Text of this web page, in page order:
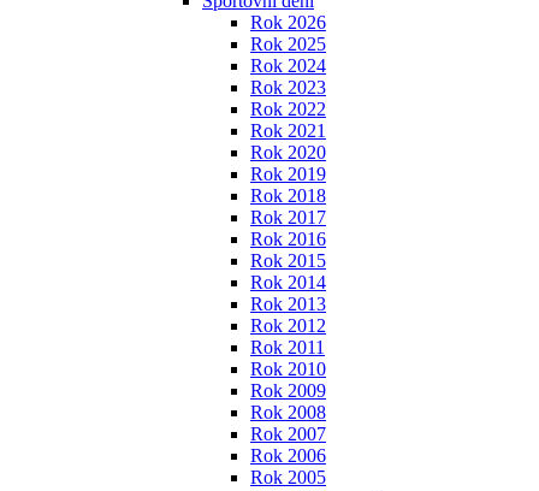
Rok 2026
Rok 2025
Rok 2024
Rok 2023
Rok 2022
Rok 2021
Rok 2020
Rok 2019
Rok 2018
Rok 2017
Rok 2016
Rok 2015
Rok 2014
Rok 2013
Rok 2012
Rok 2011
Rok 2010
Rok 2009
Rok 2008
Rok 2007
Rok 2006
Rok 2005